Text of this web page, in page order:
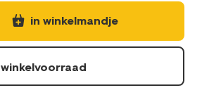
in winkelmandje
winkelvoorraad